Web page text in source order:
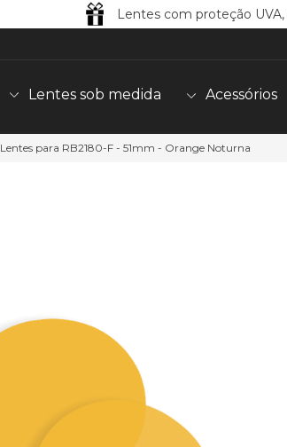
Lentes com proteção
Lentes sob medida Acessórios
Lentes para RB2180-F - 51mm - Orange Noturna
TERMOS MAIS